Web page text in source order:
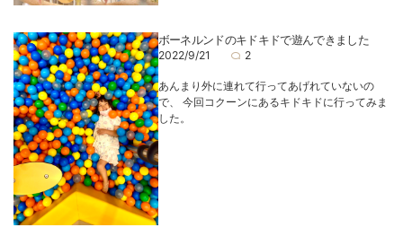
ボーネルンドのキドキドで遊んできました
2022/9/21 2
あんまり外に連れて行ってあげれていないの
で、 今回コクーンにあるキドキドに行ってみま
した。